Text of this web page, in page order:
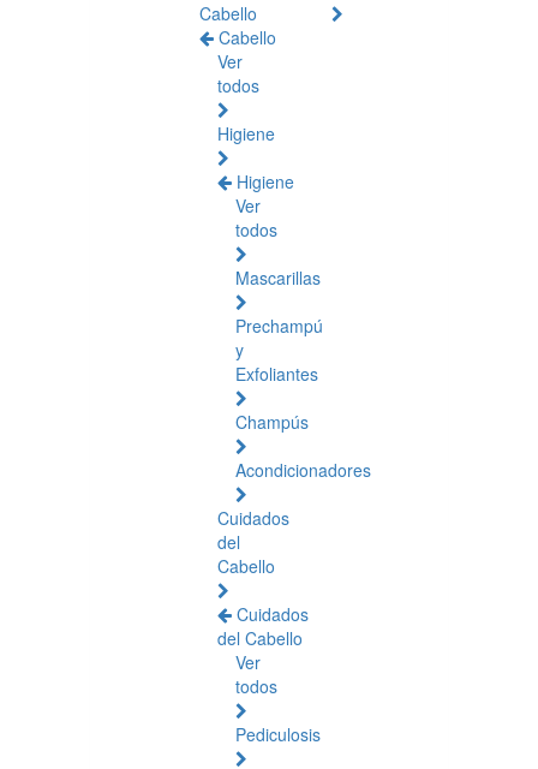
Cabello
Cabello
Ver
todos
Higiene
Higiene
Ver
todos
Mascarillas
Prechampú
y
Exfoliantes
Champús
Acondicionadores
Cuidados
del
Cabello
Cuidados
del Cabello
Ver
todos
Pediculosis